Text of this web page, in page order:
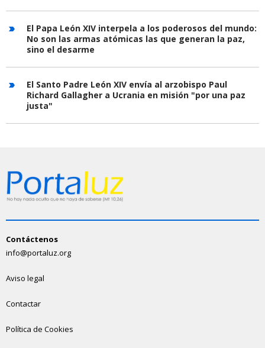
El Papa León XIV interpela a los poderosos del mundo:
No son las armas atómicas las que generan la paz,
sino el desarme
El Santo Padre León XIV envía al arzobispo Paul
Richard Gallagher a Ucrania en misión "por una paz
justa"
Contáctenos
info@portaluz.org
Aviso legal
Contactar
Política de Cookies